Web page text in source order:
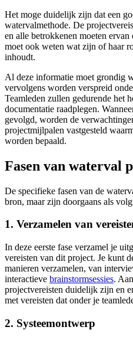
Het moge duidelijk zijn dat een
watervalmethode. De
en alle betrokkenen moeten
moet ook weten wat zijn of haar
inhoudt.
Al deze informatie moet grondig
vervolgens worden verspreid
Teamleden zullen gedurende het
documentatie raadplegen.
gevolgd, worden de
projectmijlpalen vastgesteld
worden bepaald.
Fasen van waterval
De specifieke fasen van de
bron, maar zijn doorgaans als
1. Verzamelen van
In deze eerste fase verzamel je
vereisten van dit project. Je kunt
manieren verzamelen, van
interactieve brainstormsessies.
projectvereisten duidelijk zijn en
met vereisten dat onder je
2. Systeemontwerp